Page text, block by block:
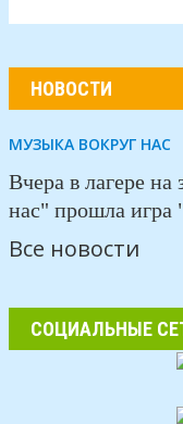
НОВОСТИ
МУЗЫКА ВОКРУГ НАС
Вчера в лагере
нас" прошла игра
Все новости
СОЦИАЛЬНЫЕ